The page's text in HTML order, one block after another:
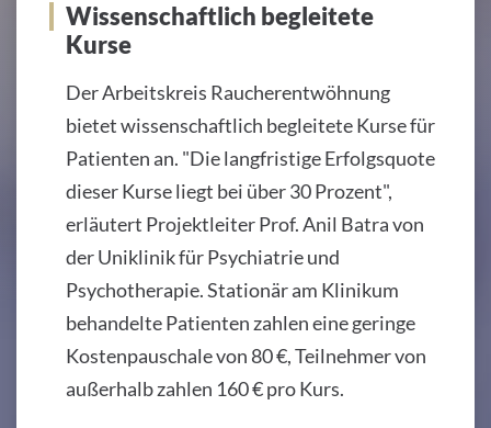
Wissenschaftlich begleitete
Kurse
Der Arbeitskreis Raucherentwöhnung
bietet wissenschaftlich begleitete Kurse für
Patienten an. "Die langfristige Erfolgsquote
dieser Kurse liegt bei über 30 Prozent",
erläutert Projektleiter Prof. Anil Batra von
der Uniklinik für Psychiatrie und
Psychotherapie. Stationär am Klinikum
behandelte Patienten zahlen eine geringe
Kostenpauschale von 80 €, Teilnehmer von
außerhalb zahlen 160 € pro Kurs.